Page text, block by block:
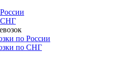
СНГ
по России
по СНГ